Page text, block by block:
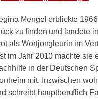
Mengel erblickte
zu finden und landete
als Wortjongleurin im
im Jahr 2010 machte sie
in der Deutschen
mit. Inzwischen
schreibt hauptberuflich